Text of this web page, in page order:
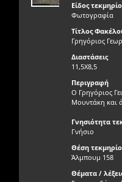
Είδος
Φωτογραφία
Τίτλος
Γρηγόριος
Διαστάσεις
11,5Χ8,5
Περιγραφή
Ο Γρηγόριος
Μουντάκη και
Γνησιότητα
Γνήσιο
Θέση
Άλμπουμ 158
Θέματα /